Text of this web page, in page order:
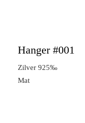
Hanger #001
Zilver 925‰
Mat